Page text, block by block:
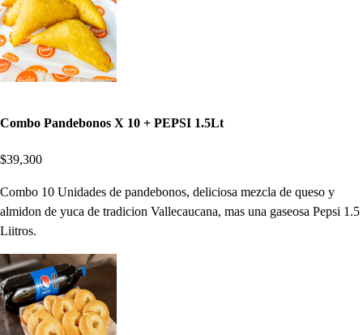
Combo Pandebonos X 10 + PEPSI 1.5Lt
$39,300
Combo 10 Unidades de pandebonos, deliciosa mezcla de queso y
almidon de yuca de tradicion Vallecaucana, mas una gaseosa Pepsi 1.5
Liitros.